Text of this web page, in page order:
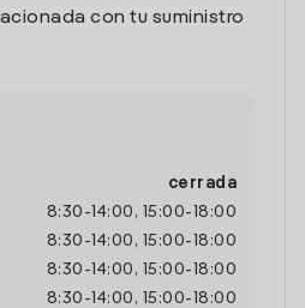
con tu suministro
cerrada
8:30 - 14:00 , 15:00- 18:00
8:30 - 14:00 , 15:00- 18:00
8:30 - 14:00 , 15:00- 18:00
8:30 - 14:00 , 15:00- 18:00